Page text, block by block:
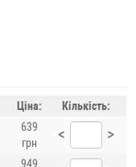
Ціна: Кількість:
639
грн
< >
949